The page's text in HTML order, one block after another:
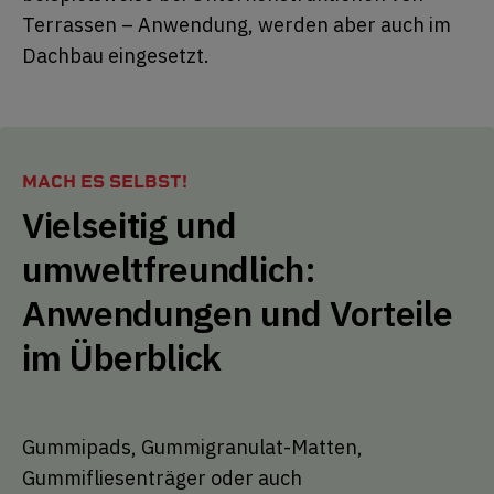
Terrassen – Anwendung, werden aber auch im
Dachbau eingesetzt.
MACH ES SELBST!
Vielseitig und
umweltfreundlich:
Anwendungen und Vorteile
im Überblick
Gummipads, Gummigranulat-Matten,
Gummifliesenträger oder auch